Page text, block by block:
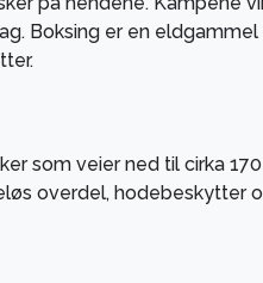
Boksing er en
som veier ned til cirka
overdel, hodebeskytter